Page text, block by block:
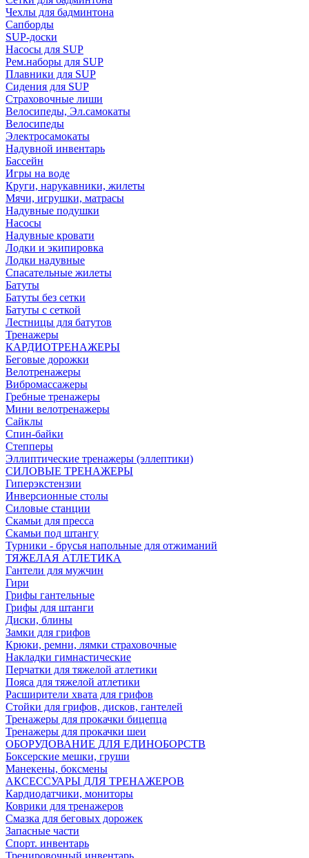
Чехлы для бадминтона
Сапборды
SUP-доски
Насосы для SUP
Рем.наборы для SUP
Плавники для SUP
Сидения для SUP
Страховочные лиши
Велосипеды, Эл.самокаты
Велосипеды
Электросамокаты
Надувной инвентарь
Бассейн
Игры на воде
Круги, нарукавники, жилеты
Мячи, игрушки, матрасы
Надувные подушки
Насосы
Надувные кровати
Лодки и экипировка
Лодки надувные
Спасательные жилеты
Батуты
Батуты без сетки
Батуты с сеткой
Лестницы для батутов
Тренажеры
КАРДИОТРЕНАЖЕРЫ
Беговые дорожки
Велотренажеры
Вибромассажеры
Гребные тренажеры
Мини велотренажеры
Сайклы
Спин-байки
Степперы
Эллиптические тренажеры (эллептики)
СИЛОВЫЕ ТРЕНАЖЕРЫ
Гиперэкстензии
Инверсионные столы
Силовые станции
Скамьи для пресса
Скамьи под штангу
Турники - брусья напольные для отжиманий
ТЯЖЕЛАЯ АТЛЕТИКА
Гантели для мужчин
Гири
Грифы гантельные
Грифы для штанги
Диски, блины
Замки для грифов
Крюки, ремни, лямки страховочные
Накладки гимнастические
Перчатки для тяжелой атлетики
Пояса для тяжелой атлетики
Расширители хвата для грифов
Стойки для грифов, дисков, гантелей
Тренажеры для прокачки бицепца
Тренажеры для прокачки шеи
ОБОРУДОВАНИЕ ДЛЯ ЕДИНОБОРСТВ
Боксерские мешки, груши
Манекены, боксмены
АКСЕССУАРЫ ДЛЯ ТРЕНАЖЕРОВ
Кардиодатчики, мониторы
Коврики для тренажеров
Смазка для беговых дорожек
Запасные части
Спорт. инвентарь
Тренировочный инвентарь